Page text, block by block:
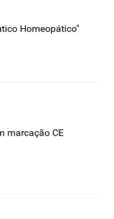
Homeopático"
marcação CE